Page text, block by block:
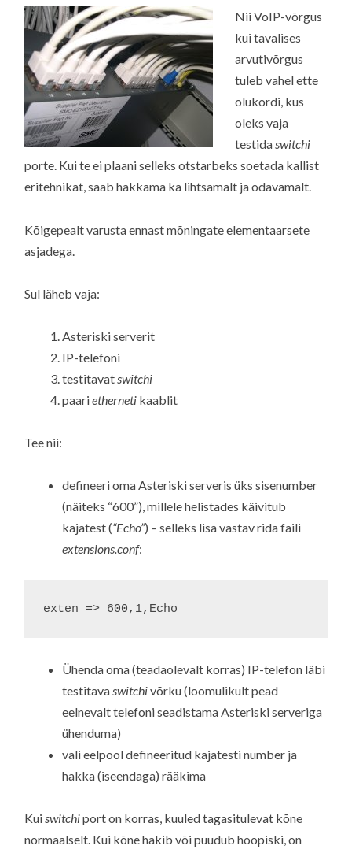
Nii VoIP-võrgus
kui tavalises
arvutivõrgus
tuleb vahel ette
olukordi, kus
oleks vaja
testidaswitchi
porte. Kui te ei plaani selleks otstarbeks soetada kallist
eritehnikat, saab hakkama ka lihtsamalt ja odavamalt.
Kõigepealt varusta ennast mõningate elementaarsete
asjadega.
Sul läheb vaja:
Asteriski serverit
IP-telefoni
testitavatswitchi
paarietherneti kaablit
Tee nii:
defineeri oma Asteriski serveris üks sisenumber
(näiteks “600”), millele helistades käivitub
kajatest (“Echo”) – selleks lisa vastav rida faili
extensions.conf:
exten => 600,1,Echo
Ühenda oma (teadaolevalt korras) IP-telefon läbi
testitavaswitchivõrku (loomulikult pead
eelnevalt telefoni seadistama Asteriski serveriga
ühenduma)
vali eelpool defineeritud kajatesti number ja
hakka (iseendaga) rääkima
Kuiswitchiport on korras, kuuled tagasitulevat kõne
normaalselt. Kui kõne hakib või puudub hoopiski, on